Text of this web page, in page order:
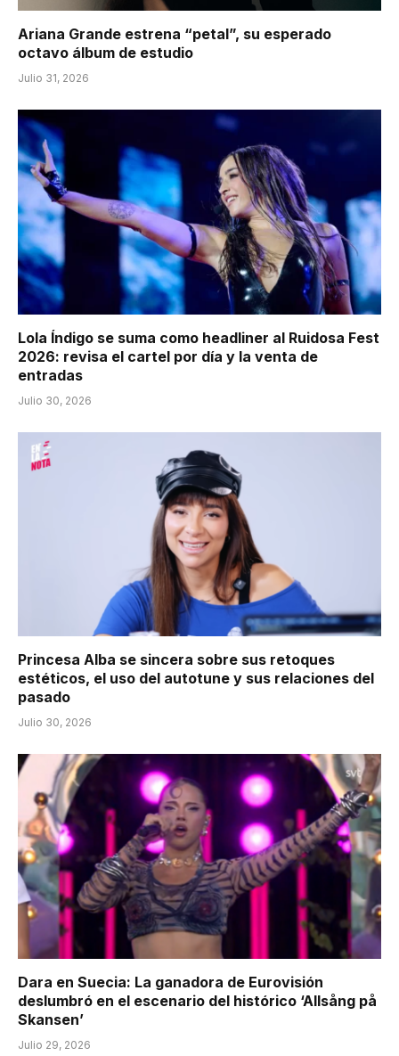
Ariana Grande estrena “petal”, su esperado
octavo álbum de estudio
Julio 31, 2026
Lola Índigo se suma como headliner al Ruidosa Fest
2026: revisa el cartel por día y la venta de
entradas
Julio 30, 2026
Princesa Alba se sincera sobre sus retoques
estéticos, el uso del autotune y sus relaciones del
pasado
Julio 30, 2026
Dara en Suecia: La ganadora de Eurovisión
deslumbró en el escenario del histórico ‘Allsång på
Skansen’
Julio 29, 2026